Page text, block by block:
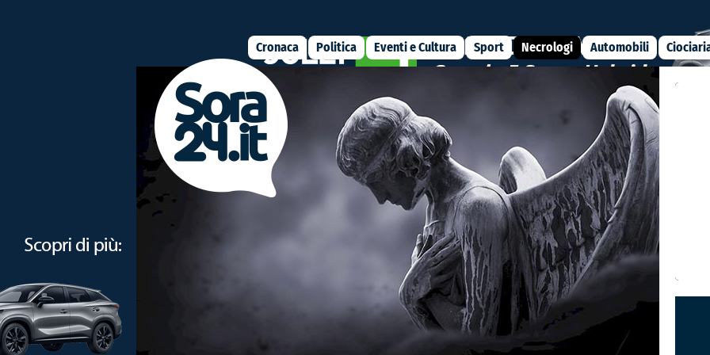
Cronaca Politica Eventi e Cultura Sport Necrologi Automobili